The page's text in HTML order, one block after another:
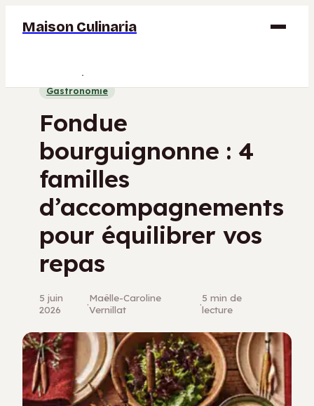
Maison Culinaria
Gastronomie
Gastronomie
Fondue
bourguignonne : 4
familles
d’accompagnements
pour équilibrer vos
repas
5 juin
2026
·Maëlle-Caroline
Vernillat
·5 min de
lecture